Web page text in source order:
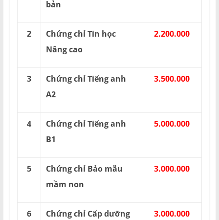
bản
2
Chứng chỉ Tin học
Nâng cao
2.200.000
3
Chứng chỉ Tiếng anh
A2
3.500.000
4
Chứng chỉ Tiếng anh
B1
5.000.000
5
Chứng chỉ Bảo mẫu
mầm non
3.000.000
6
Chứng chỉ Cấp dưỡng
3.000.000